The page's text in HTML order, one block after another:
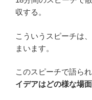
収する。
こういうスピーチは
まいます。
このスピーチで語ら
イデアはどの様な場